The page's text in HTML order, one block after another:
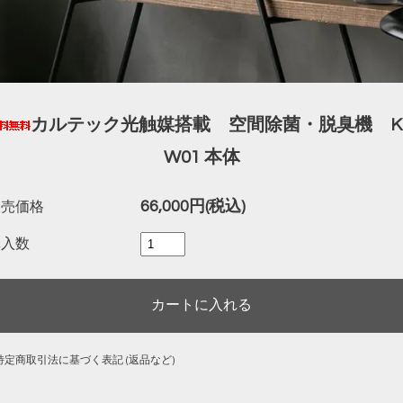
カルテック光触媒搭載 空間除菌・脱臭機
W01 本体
価格 66,000円(税込)
数
定商取引法に基づく表記 (返品など)